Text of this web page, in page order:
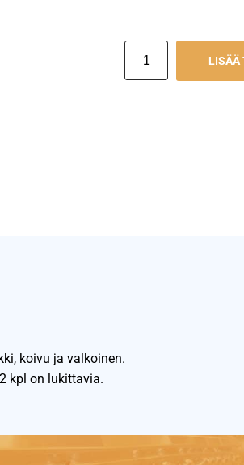
LISÄÄ
koivu ja valkoinen.
kpl on lukittavia.